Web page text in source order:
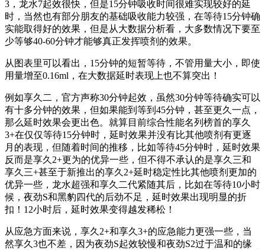
3，龙水7起效很快，但是15分钟吸收时间很难实现较好的延
时，当然也有部分朋友的基础吸收能力较强，在等待15分钟确
实能取得好的效果，但是从大数据分析看，大多数情况下要至
少等够40-60分钟才能够真正发挥喷剂的效果。
从图表里可以看出，15分钟的短暂等待，不管用量大小，即使
用量增至0.16ml，在大数据延时表现上也不算突出！
例如享久二，官方声称30分钟起效，虽然30分钟等待确实可以
有十多分钟的效果，但如果能到等到45分钟，甚至更久一点，
那么延时效果会更出色。就算目前综合性能名列榜首的享久
3+在仅仅等待15分钟时，延时效果并没有比其他喷剂有更逐
月的表现，但随着时间的推移，比如等待45分钟时，延时效果
反而是享久2+更为的优异一些，但不得不承认的是享久三和
享久三+甚至于新推出的享久2+延时稳定性比其他喷剂更加的
优异一些，龙水超强和享久二代紧随其后，比如在等待10小时
候，夜劲S和黑豹四代的后劲不足，延时效果出现明显的折
扣！12小时后，延时效果变得越发稀松！
从应急方面来说，享久2+和享久3+的应急能力更强一些，当
然享久3也不差，因为夜劲S起效较慢和夜劲S2过于温和的缘